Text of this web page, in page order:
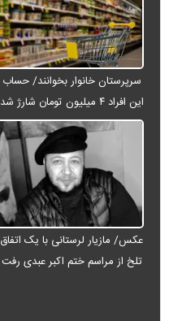
سرپرستان خانوار بخوانند/ حساب
این افراد ۴ میلیون تومان شارژ شد
عکس/ مازیار لرستانی با یک اتفاق
تلخ از مراسم ختم اکبر عبدی رفت